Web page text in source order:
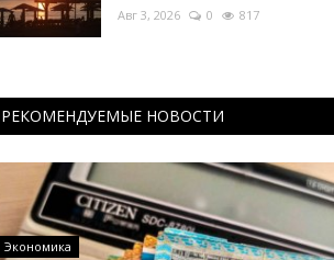
Авг 3, 2026 0 817
РЕКОМЕНДУЕМЫЕ НОВОСТИ
Экономика